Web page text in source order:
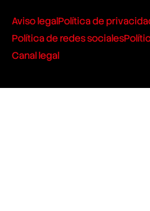
Aviso legalPolítica de
Política de redes sociales
Canal legal